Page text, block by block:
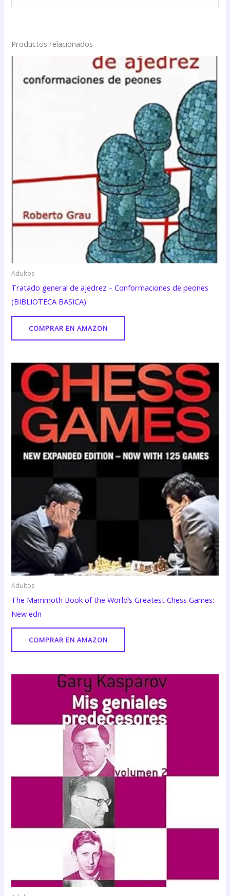
Productos relacionados
Adultos
Tratado general de ajedrez – Conformaciones de peones
(BIBLIOTECA BASICA)
COMPRAR EN AMAZON
Adultos
The Mammoth Book of the World’s Greatest Chess Games:
New edn
COMPRAR EN AMAZON